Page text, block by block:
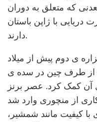
که متعلق به دوران
دریایی با ژاپن باستان
دارند.
ی دوم پیش از میلاد
از طرف چین در سده ی
آن کمک کرد. عصر برنز
از منچوری وارد شد
کیفیت مانند شمشیر،